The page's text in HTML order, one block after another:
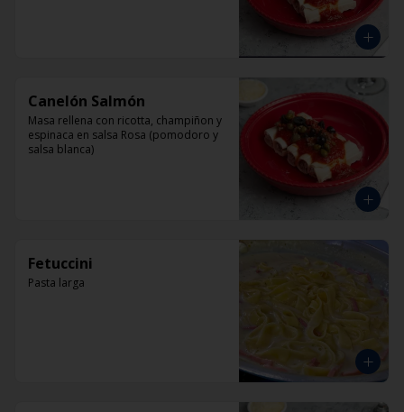
Canelón Salmón
Masa rellena con ricotta, champiñon y
espinaca en salsa Rosa (pomodoro y
salsa blanca)
Fetuccini
Pasta larga